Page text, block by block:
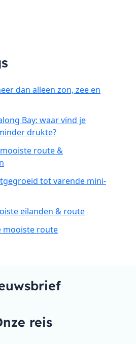
dan alleen zon, zee en
Bay: waar vind je
drukte?
route &
tot varende mini-
eilanden & route
mooiste route
reis